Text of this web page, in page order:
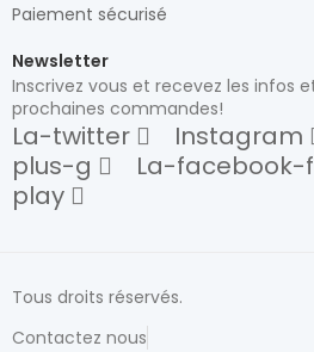
Paiement sécurisé
Newsletter
Inscrivez vous et recevez les infos
prochaines commandes!
La-twitter Instagram
plus-g
La-facebook-f
play
Tous droits réservés.
Contactez nous